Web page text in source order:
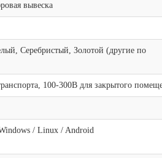
вывеска
Серебристый, Золотой (другие по
100-300В для закрытого
/ Linux / Android